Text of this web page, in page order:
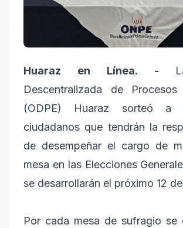
Huaraz en Línea. -
Descentralizada de Procesos
(ODPE) Huaraz sorteó a
ciudadanos que tendrán la
de desempeñar el cargo de
mesa en las Elecciones
se desarrollarán el próximo 12
Por cada mesa de sufragio se